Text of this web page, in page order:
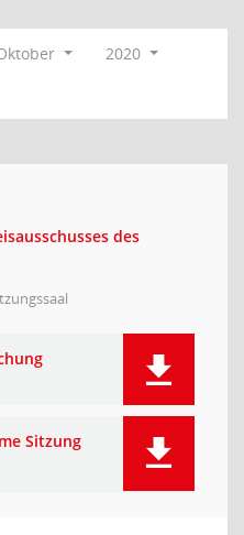
2020
des
Sitzung